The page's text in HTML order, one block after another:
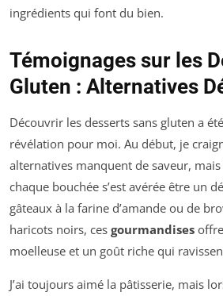
ingrédients qui font du bien.
Témoignages sur les
Gluten : Alternatives
Découvrir les desserts sans gluten a
révélation pour moi. Au début, je
alternatives manquent de saveur,
chaque bouchée s’est avérée être un
gâteaux à la farine d’amande ou de
haricots noirs, ces gourmandises
moelleuse et un goût riche qui
J’ai toujours aimé la pâtisserie, mais